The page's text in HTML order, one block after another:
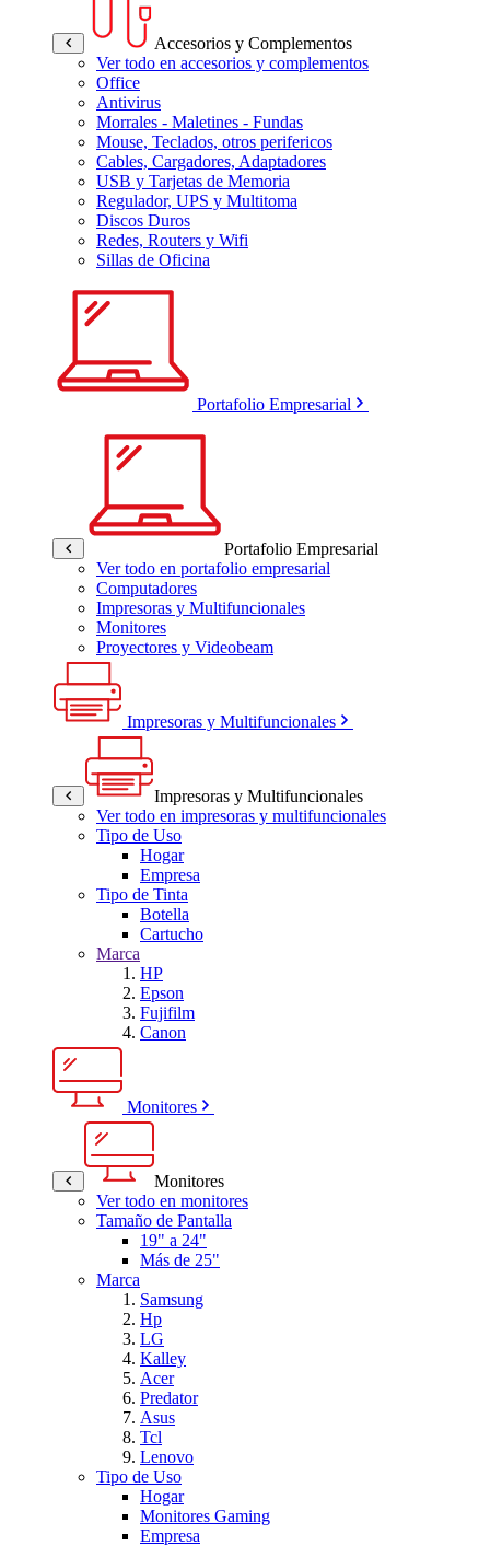
Accesorios y Complementos
Ver todo en accesorios y complementos
Office
Antivirus
Morrales - Maletines - Fundas
Mouse, Teclados, otros perifericos
Cables, Cargadores, Adaptadores
USB y Tarjetas de Memoria
Regulador, UPS y Multitoma
Discos Duros
Redes, Routers y Wifi
Sillas de Oficina
Portafolio Empresarial
Portafolio Empresarial
Ver todo en portafolio empresarial
Computadores
Impresoras y Multifuncionales
Monitores
Proyectores y Videobeam
Impresoras y Multifuncionales
Impresoras y Multifuncionales
Ver todo en impresoras y multifuncionales
Tipo de Uso
Hogar
Empresa
Tipo de Tinta
Botella
Cartucho
Marca
HP
Epson
Fujifilm
Canon
Monitores
Monitores
Ver todo en monitores
Tamaño de Pantalla
19" a 24"
Más de 25"
Marca
Samsung
Hp
LG
Kalley
Acer
Predator
Asus
Tcl
Lenovo
Tipo de Uso
Hogar
Monitores Gaming
Empresa